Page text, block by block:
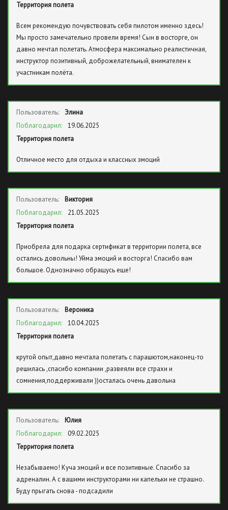
Территория полета
Всем рекомендую почувствовать себя пилотом именно здесь!
Мы просто замечательно провели время! Сын в восторге, он
давно мечтал полетать. Атмосфера максимально реалистичная,
инструктор позитивный, доброжелательный, внимателен к
участникам полёта.
Пользователь:
Элина
Поблагодарил:
19.06.2025
Территория полета
Отличное место для отдыха и классных эмоций
Пользователь:
Виктория
Поблагодарил:
21.05.2025
Территория полета
Приобрела для подарка сертификат в территории полета, все
остались довольны! Уйма эмоций и восторга! Спасибо вам
большое. Однозначно обращусь еще!
Пользователь:
Вероника
Поблагодарил:
10.04.2025
Территория полета
крутой опыт,давно мечтала полетать с парашютом,наконец-то
решилась ,спасибо компании ,развеяли все страхи и
сомнения,поддерживали ))осталась очень давольна
Пользователь:
Юлия
Поблагодарил:
09.02.2025
Территория полета
Незабываемо! Куча эмоций и все позитивные. Спасибо за
адреналин. А с вашими инструкторами ни капельки не страшно.
Буду прыгать снова - подсадили